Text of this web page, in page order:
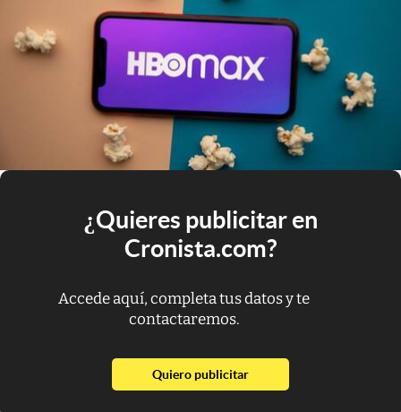
¿Quieres publicitar en
Cronista.com?
Accede aquí, completa tus datos y te
contactaremos.
Quiero publicitarabre en nueva pestaña